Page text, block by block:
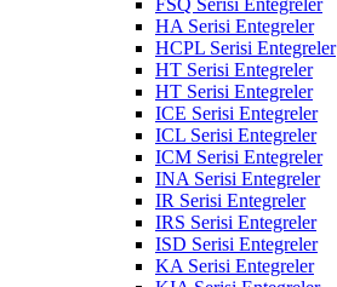
FSQ Serisi Entegreler
HA Serisi Entegreler
HCPL Serisi Entegreler
HT Serisi Entegreler
HT Serisi Entegreler
ICE Serisi Entegreler
ICL Serisi Entegreler
ICM Serisi Entegreler
INA Serisi Entegreler
IR Serisi Entegreler
IRS Serisi Entegreler
ISD Serisi Entegreler
KA Serisi Entegreler